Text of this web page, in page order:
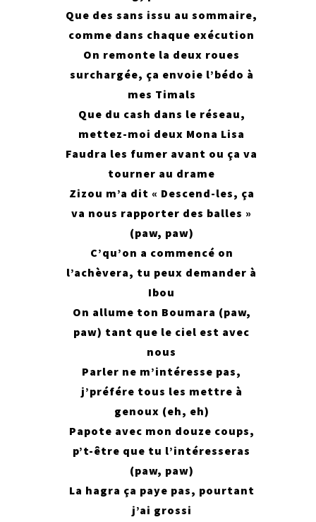
Que des sans issu au sommaire,
comme dans chaque exécution
On remonte la deux roues
surchargée, ça envoie l’bédo à
mes Timals
Que du cash dans le réseau,
mettez-moi deux Mona Lisa
Faudra les fumer avant ou ça va
tourner au drame
Zizou m’a dit « Descend-les, ça
va nous rapporter des balles »
(paw, paw)
C’qu’on a commencé on
l’achèvera, tu peux demander à
Ibou
On allume ton Boumara (paw,
paw) tant que le ciel est avec
nous
Parler ne m’intéresse pas,
j’préfére tous les mettre à
genoux (eh, eh)
Papote avec mon douze coups,
p’t-être que tu l’intéresseras
(paw, paw)
La hagra ça paye pas, pourtant
j’ai grossi